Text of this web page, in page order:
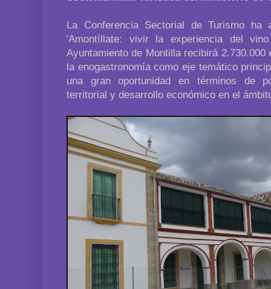
La Conferencia Sectorial de Turismo ha
'Amontíllate: vivir la experiencia del
Ayuntamiento de Montilla recibirá 2.730.000
la enogastronomía como eje temático
una gran oportunidad en términos de
territorial y desarrollo económico en el